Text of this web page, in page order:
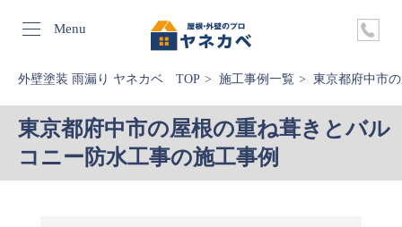
Menu
外壁塗装 雨漏り ヤネカベ TOP 施工事例一覧 東京都府中市
東京都府中市の屋根の重ね葺きとバル
コニー防水工事の施工事例